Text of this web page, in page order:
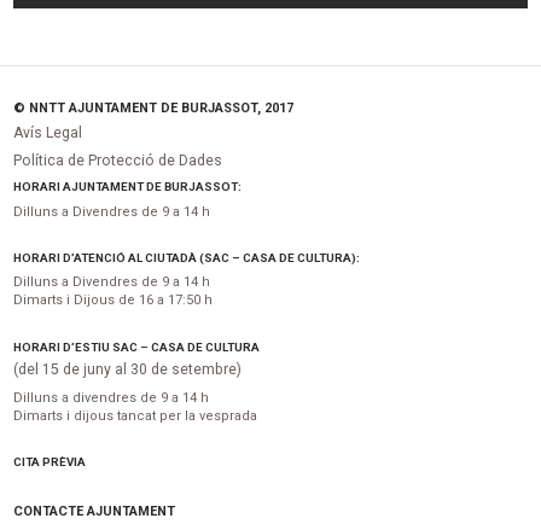
© NNTT AJUNTAMENT DE BURJASSOT, 2017
Avís Legal
Política de Protecció de Dades
HORARI AJUNTAMENT DE BURJASSOT:
Dilluns a Divendres de 9 a 14 h
HORARI D’ATENCIÓ AL CIUTADÀ (SAC – CASA DE CULTURA):
Dilluns a Divendres de 9 a 14 h
Dimarts i Dijous de 16 a 17:50 h
HORARI D’ESTIU SAC – CASA DE CULTURA
(del 15 de juny al 30 de setembre)
Dilluns a divendres de 9 a 14 h
Dimarts i dijous tancat per la vesprada
CITA PRÈVIA
CONTACTE AJUNTAMENT